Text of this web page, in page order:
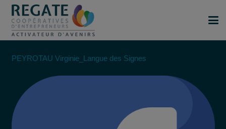
PEYROTAU Virginie_Langue des Signes